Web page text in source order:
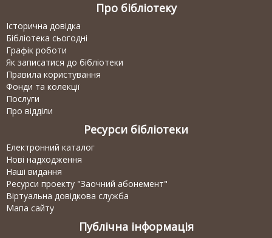
Про бібліотеку
Історична довідка
Бібліотека сьогодні
Графік роботи
Як записатися до бібліотеки
Правила користування
Фонди та колекції
Послуги
Про відділи
Ресурси бібліотеки
Електронний каталог
Нові надходження
Наші видання
Ресурси проекту "Заочний абонемент"
Віртуальна довідкова служба
Мапа сайту
Публічна інформація